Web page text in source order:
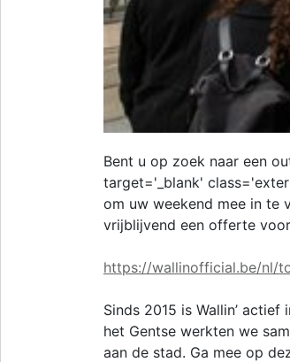
Bent u op zoek naar een
target='_blank'
om uw weekend mee in te
vrijblijvend een offerte
https://wallinofficial.be/nl/
Sinds 2015 is Wallin’
het Gentse werkten we
aan de stad. Ga mee op